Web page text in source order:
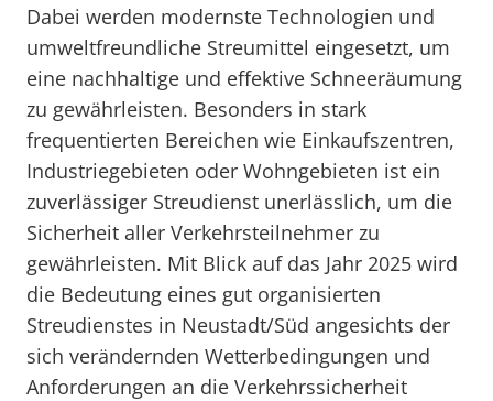
Dabei werden modernste Technologien und
umweltfreundliche Streumittel eingesetzt, um
eine nachhaltige und effektive Schneeräumung
zu gewährleisten. Besonders in stark
frequentierten Bereichen wie Einkaufszentren,
Industriegebieten oder Wohngebieten ist ein
zuverlässiger Streudienst unerlässlich, um die
Sicherheit aller Verkehrsteilnehmer zu
gewährleisten. Mit Blick auf das Jahr 2025 wird
die Bedeutung eines gut organisierten
Streudienstes in Neustadt/Süd angesichts der
sich verändernden Wetterbedingungen und
Anforderungen an die Verkehrssicherheit